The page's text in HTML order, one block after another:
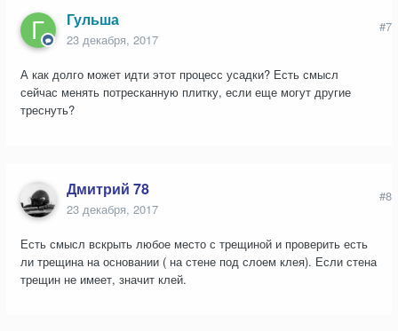
Гульша
23 декабря, 2017
#7
А как долго может идти этот процесс усадки? Есть смысл
сейчас менять потресканную плитку, если еще могут другие
треснуть?
Дмитрий 78
23 декабря, 2017
#8
Есть смысл вскрыть любое место с трещиной и проверить есть
ли трещина на основании ( на стене под слоем клея). Если стена
трещин не имеет, значит клей.